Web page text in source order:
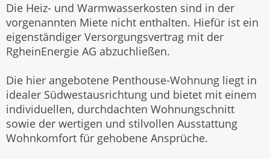
Die Heiz- und Warmwasserkosten sind in der
vorgenannten Miete nicht enthalten. Hiefür ist ein
eigenständiger Versorgungsvertrag mit der
RgheinEnergie AG abzuchließen.
Die hier angebotene Penthouse-Wohnung liegt in
idealer Südwestausrichtung und bietet mit einem
individuellen, durchdachten Wohnungschnitt
sowie der wertigen und stilvollen Ausstattung
Wohnkomfort für gehobene Ansprüche.